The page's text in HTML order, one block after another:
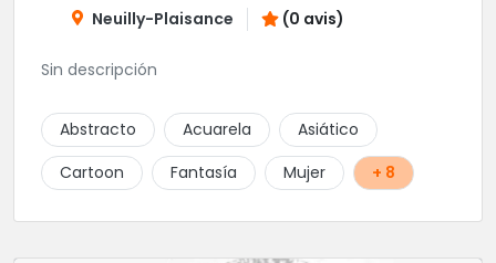
Neuilly-Plaisance (0 avis)
Sin descripción
Abstracto Acuarela
Asiático
Cartoon
Fantasía Mujer + 8